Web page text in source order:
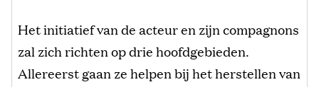
Het initiatief van de acteur en zijn compagnons
zal zich richten op drie hoofdgebieden.
Allereerst gaan ze helpen bij het herstellen van